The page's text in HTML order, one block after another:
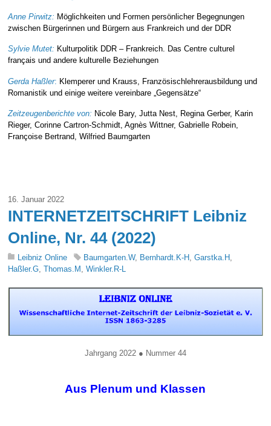
Anne Pirwitz: Möglichkeiten und Formen persönlicher Begegnungen
zwischen Bürgerinnen und Bürgern aus Frankreich und der DDR
Sylvie Mutet: Kulturpolitik DDR – Frankreich. Das Centre culturel
français und andere kulturelle Beziehungen
Gerda Haßler: Klemperer und Krauss, Französischlehrerausbildung und
Romanistik und einige weitere vereinbare „Gegensätze“
Zeitzeugenberichte von: Nicole Bary, Jutta Nest, Regina Gerber, Karin
Rieger, Corinne Cartron-Schmidt, Agnès Wittner, Gabrielle Robein,
Françoise Bertrand, Wilfried Baumgarten
16. Januar 2022
INTERNETZEITSCHRIFT Leibniz
Online, Nr. 44 (2022)
Leibniz Online Baumgarten.W, Bernhardt.K-H ,Garstka.H
Haßler.G ,Thomas.M ,Winkler.R-L
Jahrgang 2022 ● Nummer 44
Aus Plenum und Klassen